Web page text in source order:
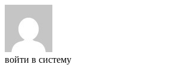
войти в систему